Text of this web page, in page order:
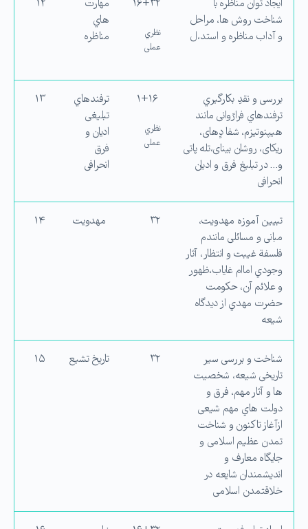
ایجاد توان مناظره با
شناخت روش ها، مراحل
و آداب مناظره و استد،ل
نظري
عملی
مهارت
هاي
مناظره
۱۲
بررسی و نقدِ بكارگیري
ترفندهاي فرارََوانی مانند
هیپنوتیزم، شفا دِِهای،
ریكای، روشان بینای،تله پاتی
و… در تبلیغ فرق و ادیان
انحرافی
نظري
عملی
ترفندهاي
تبلیغی
ادیان و
فرق
انحرافی
۱۳
تبیین آموزه مهدویت،
مبانی و مسائلی مانندم
فلسفة غیبت و انتظار، آثار
وجودي اماام غایاب،ظهور
و علائم آن، حكومت
حضرت مهدي از دیدگاه
شیعه
مهدویت ۱۴
شناخت و بررسی سیر
تاریخی شیعه، شخصیت
ها و آثار مهم، فرق و
دولت هاي مهم شیعی
ازآغاز تا كنون و شناخت
تمدن عظیم اسلامی و
جایگاه معارف و
اندیشمندان شایعه در
خلاقتمدن اسلامی
تاریخ تشیع ۱۵